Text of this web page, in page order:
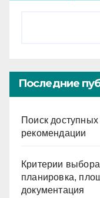
Последние
Поиск
рекомендации
Критерии
планировка,
документация